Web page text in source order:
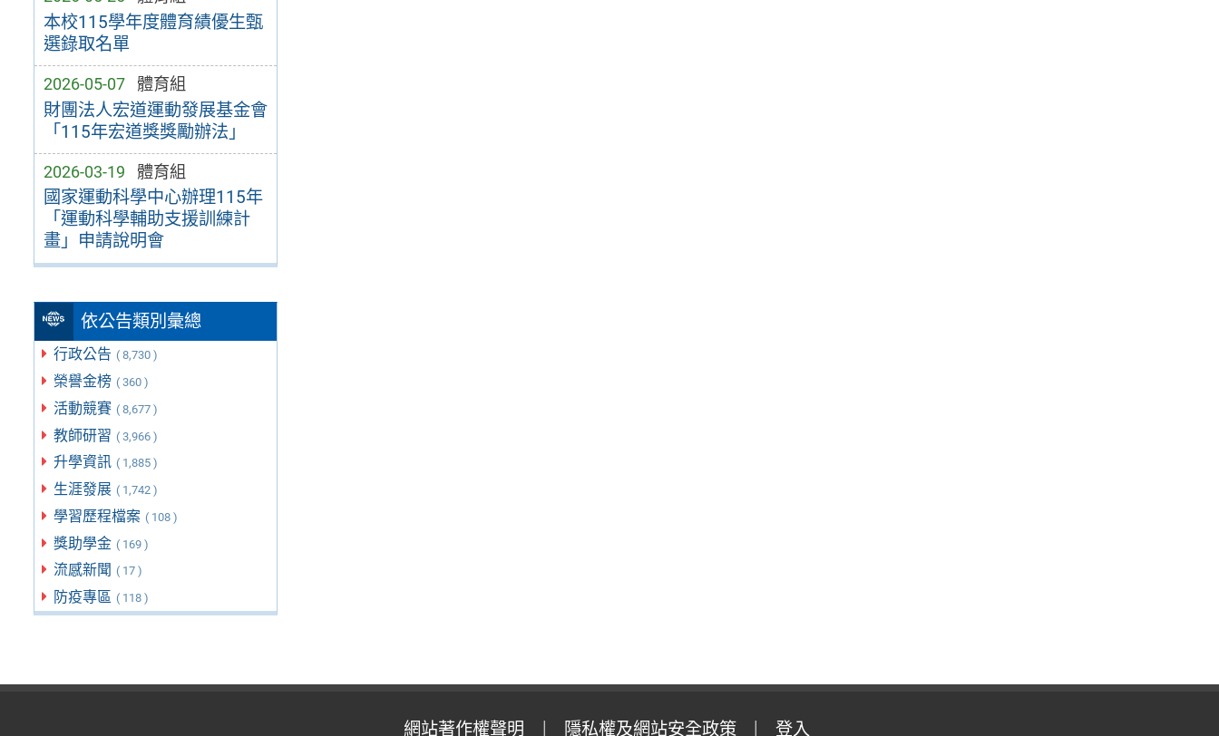
本校115學年度體育績優生甄
選錄取名單
2026-05-07 體育組
財團法人宏道運動發展基金會
「115年宏道獎獎勵辦法」
2026-03-19 體育組
國家運動科學中心辦理115年
「運動科學輔助支援訓練計
畫」申請說明會
依公告類別彙總
行政公告 ( 8,730 )
榮譽金榜 ( 360 )
活動競賽 ( 8,677 )
教師研習 ( 3,966 )
升學資訊 ( 1,885 )
生涯發展 ( 1,742 )
學習歷程檔案 ( 108 )
獎助學金 ( 169 )
流感新聞 ( 17 )
防疫專區 ( 118 )
網站著作權聲明 隱私權及網站安全政策 登入